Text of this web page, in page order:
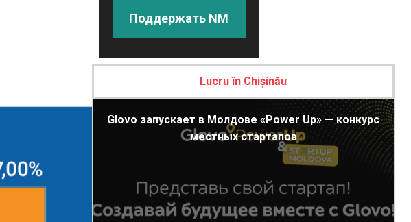
Поддержать NM
Lucru în Chișinău
Glovo запускает в Молдове «Power Up» — конкурс
местных стартапов